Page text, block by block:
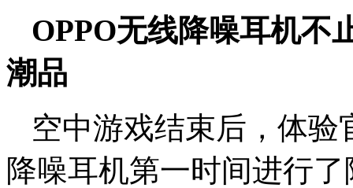
OPPO无线降噪耳机不
潮品
空中游戏结束后，体验
降噪耳机第一时间进行